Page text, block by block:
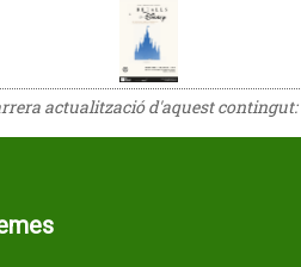
actualització d'aquest contingut: